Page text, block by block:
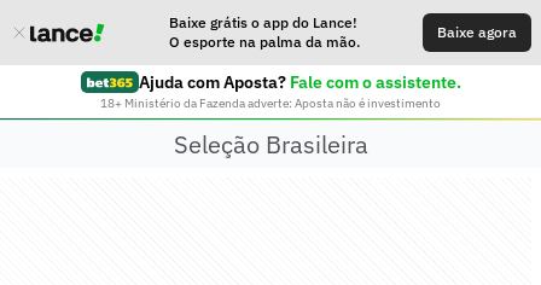
Baixe grátis o app do Lance!
O esporte na palma da mão.
Baixe agora
Ajuda com Aposta? Fale com o assistente.
18+ Ministério da Fazenda adverte: Aposta não é investimento
Seleção Brasileira